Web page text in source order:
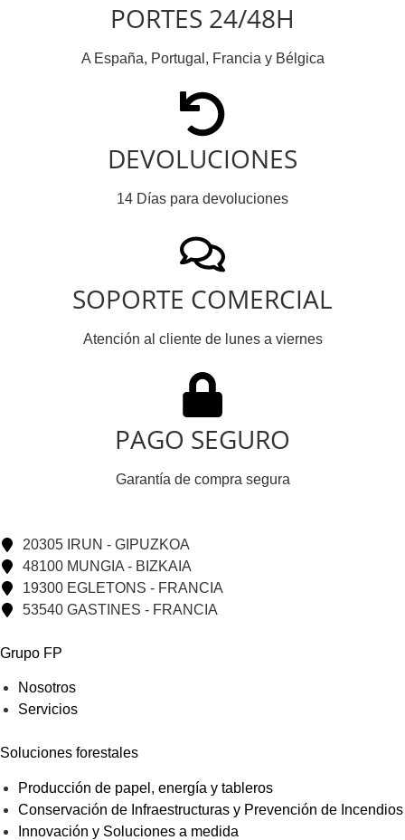
PORTES 24/48H
A España, Portugal, Francia y Bélgica
DEVOLUCIONES
14 Días para devoluciones
SOPORTE COMERCIAL
Atención al cliente de lunes a viernes
PAGO SEGURO
Garantía de compra segura
20305 IRUN - GIPUZKOA
48100 MUNGIA - BIZKAIA
19300 EGLETONS - FRANCIA
53540 GASTINES - FRANCIA
Grupo FP
Nosotros
Servicios
Soluciones forestales
Producción de papel, energía y tableros
Conservación de Infraestructuras y Prevención de Incendios
Innovación y Soluciones a medida